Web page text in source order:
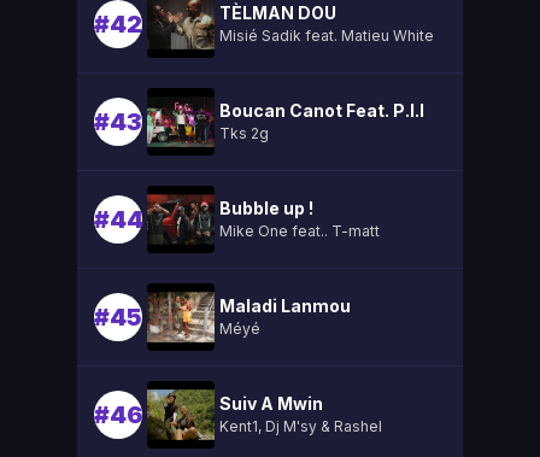
#42 TÈLMAN DOU
Misié Sadik feat. Matieu White
#43 Boucan Canot Feat. P.l.l
Tks 2g
#44 Bubble up !
Mike One feat.. T-matt
#45 Maladi Lanmou
Méyé
#46 Suiv A Mwin
Kent1, Dj M'sy & Rashel